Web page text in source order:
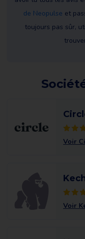
de Neopulse et
toujours pas sûr,
Voir
Voir